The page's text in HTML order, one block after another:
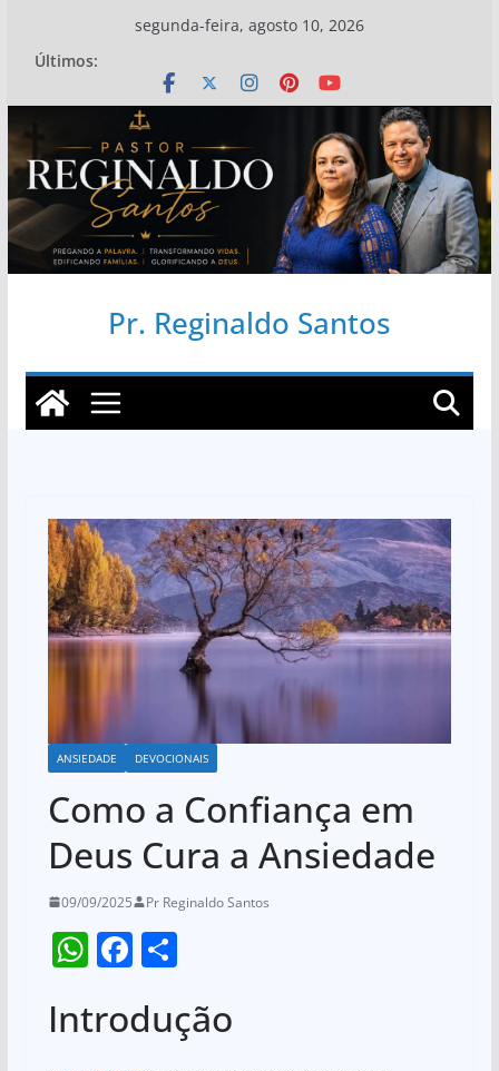
conteúdo
segunda-feira, agosto 10, 2026
Últimos:
Pr. Reginaldo Santos
ANSIEDADE DEVOCIONAIS
Como a Confiança em
Deus Cura a Ansiedade
09/09/2025 Pr Reginaldo Santos
W
at
F
c
S
ar
e
Introdução